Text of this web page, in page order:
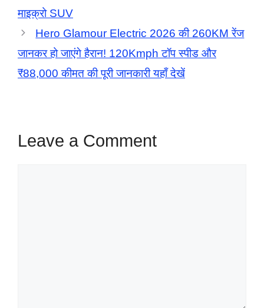
माइक्रो SUV
Hero Glamour Electric 2026 की 260KM रेंज
जानकर हो जाएंगे हैरान! 120Kmph टॉप स्पीड और
₹88,000 कीमत की पूरी जानकारी यहाँ देखें
Leave a Comment